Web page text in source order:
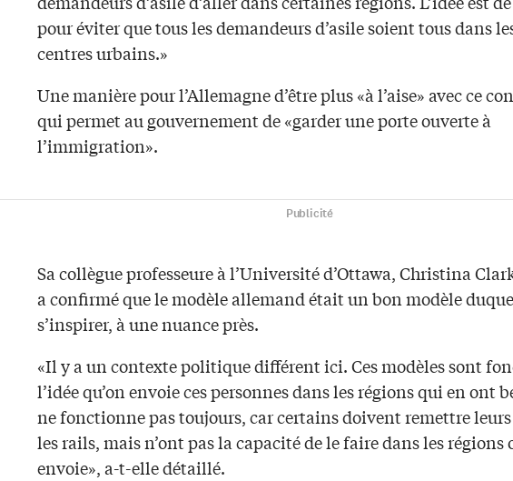
pour éviter que tous les demandeurs d’asile soient tous dans
centres urbains.»
Une manière pour l’Allemagne d’être plus «à l’aise» avec ce
qui permet au gouvernement de «garder une porte ouverte à
l’immigration».
Publicité
Sa collègue professeure à l’Université d’Ottawa, Christina
a confirmé que le modèle allemand était un bon modèle
s’inspirer, à une nuance près.
«Il y a un contexte politique différent ici. Ces modèles sont
l’idée qu’on envoie ces personnes dans les régions qui en ont
ne fonctionne pas toujours, car certains doivent remettre
les rails, mais n’ont pas la capacité de le faire dans les régions
envoie», a-t-elle détaillé.